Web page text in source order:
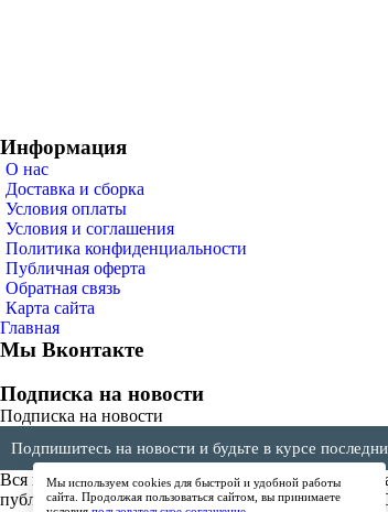
Информация
О нас
Доставка и сборка
Условия оплаты
Условия и соглашения
Политика конфиденциальности
Публичная оферта
Обратная связь
Карта сайта
Главная
Мы Вконтакте
Подписка на новости
Подписка на новости
Подпишитесь на новости и будьте в курсе
Вся представленная на сайте информация,
публичной офертой, определяемой положениями
Мы используем cookies для быстрой и удобной работы
сайта. Продолжая пользоваться сайтом, вы принимаете